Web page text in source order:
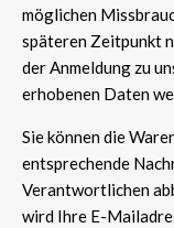
möglichen
späteren Zeitpunkt
der Anmeldung zu
erhobenen Daten
Sie können die
entsprechende
Verantwortlichen
wird Ihre E-